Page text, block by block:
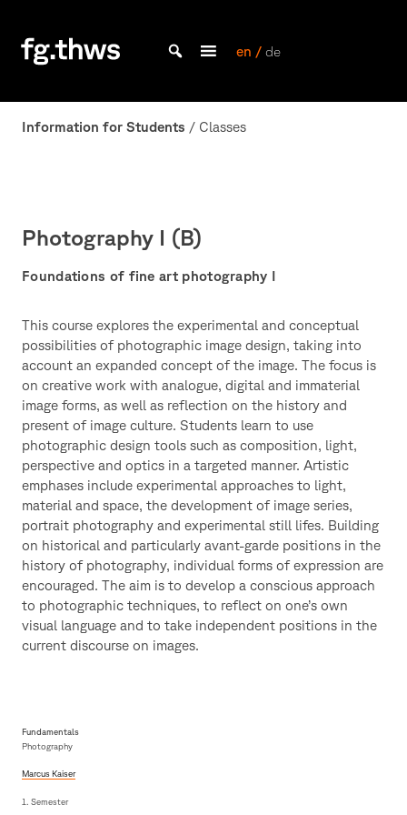
content
|
Fakultät
en / de
Information for Students / Classes
Photography I (B)
Foundations of fine art photography I
This course explores the experimental and conceptual
possibilities of photographic image design, taking into
account an expanded concept of the image. The focus is
on creative work with analogue, digital and immaterial
image forms, as well as reflection on the history and
present of image culture. Students learn to use
photographic design tools such as composition, light,
perspective and optics in a targeted manner. Artistic
emphases include experimental approaches to light,
material and space, the development of image series,
portrait photography and experimental still lifes. Building
on historical and particularly avant-garde positions in the
history of photography, individual forms of expression are
encouraged. The aim is to develop a conscious approach
to photographic techniques, to reflect on one’s own
visual language and to take independent positions in the
current discourse on images.
Fundamentals
Photography
Marcus Kaiser
1. Semester